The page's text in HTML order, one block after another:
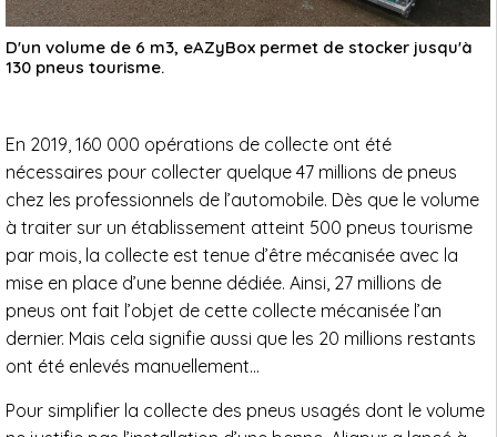
D'un volume de 6 m3, eAZyBox permet de stocker jusqu'à
130 pneus tourisme.
En 2019, 160 000 opérations de collecte ont été
nécessaires pour collecter quelque 47 millions de pneus
chez les professionnels de l’automobile. Dès que le volume
à traiter sur un établissement atteint 500 pneus tourisme
par mois, la collecte est tenue d’être mécanisée avec la
mise en place d’une benne dédiée. Ainsi, 27 millions de
pneus ont fait l’objet de cette collecte mécanisée l’an
dernier. Mais cela signifie aussi que les 20 millions restants
ont été enlevés manuellement...
Pour simplifier la collecte des pneus usagés dont le volume